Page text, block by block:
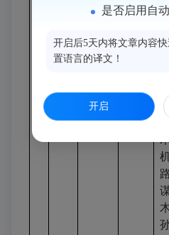
余
林地
经营
木所
闽侯
大目
溪村
是否启用自
开启后5天内将文章内容
置语言的译文！
开启